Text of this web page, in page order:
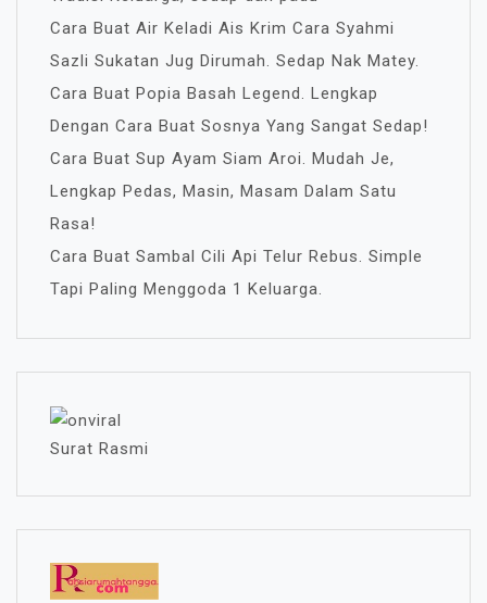
Cara Buat Air Keladi Ais Krim Cara Syahmi
Sazli Sukatan Jug Dirumah. Sedap Nak Matey.
Cara Buat Popia Basah Legend. Lengkap
Dengan Cara Buat Sosnya Yang Sangat Sedap!
Cara Buat Sup Ayam Siam Aroi. Mudah Je,
Lengkap Pedas, Masin, Masam Dalam Satu
Rasa!
Cara Buat Sambal Cili Api Telur Rebus. Simple
Tapi Paling Menggoda 1 Keluarga.
Surat Rasmi